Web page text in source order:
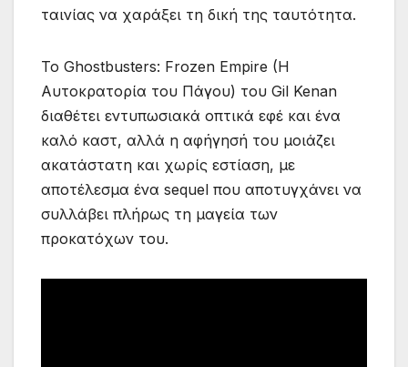
ταινίας να χαράξει τη δική της ταυτότητα.
Το Ghostbusters: Frozen Empire (H
Αυτοκρατορία του Πάγου) του Gil Kenan
διαθέτει εντυπωσιακά οπτικά εφέ και ένα
καλό καστ, αλλά η αφήγησή του μοιάζει
ακατάστατη και χωρίς εστίαση, με
αποτέλεσμα ένα sequel που αποτυγχάνει να
συλλάβει πλήρως τη μαγεία των
προκατόχων του.